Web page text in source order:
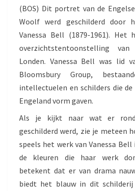
(BOS) Dit portret van de
Woolf werd geschilderd door
Vanessa Bell (1879-1961).
overzichtstentoonstelling
Londen. Vanessa Bell was lid
Bloomsbury Group,
intellectuelen en schilders die
Engeland vorm gaven.
Als je kijkt naar wat er rond
geschilderd werd, zie je meteen
speels het werk van Vanessa Bell
de kleuren die haar werk
betekent dat er van drama
biedt het blauw in dit schilderij